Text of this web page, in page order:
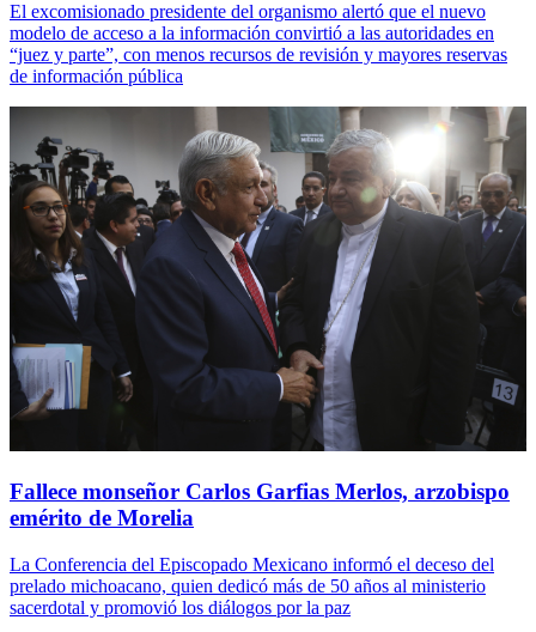
El excomisionado presidente del organismo alertó que el nuevo
modelo de acceso a la información convirtió a las autoridades en
“juez y parte”, con menos recursos de revisión y mayores reservas
de información pública
Fallece monseñor Carlos Garfias Merlos, arzobispo
emérito de Morelia
La Conferencia del Episcopado Mexicano informó el deceso del
prelado michoacano, quien dedicó más de 50 años al ministerio
sacerdotal y promovió los diálogos por la paz